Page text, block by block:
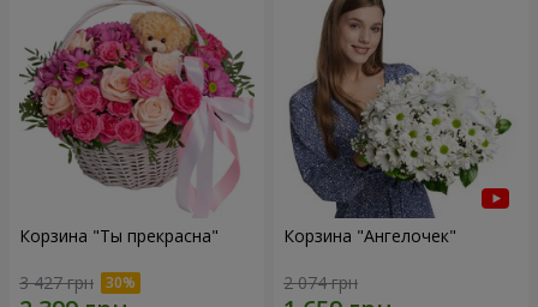
Корзина "Ты прекрасна"
3 427 грн
Корзина "Ангелочек"
2 074 грн